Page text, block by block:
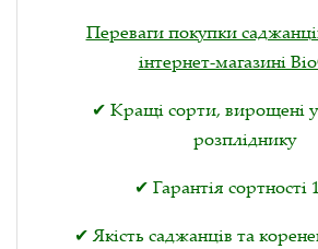
Переваги покупки
інтернет-магазині
✔ Кращі сорти, вирощені
розпліднику
✔ Гарантія сортності
✔ Якість саджанців та